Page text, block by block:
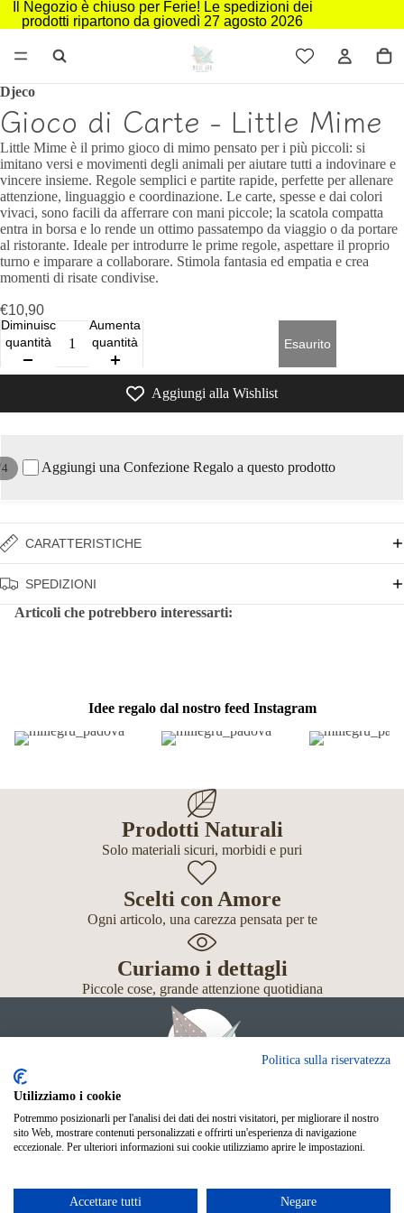
Il Negozio è chiuso per Ferie! Le spedizioni dei
prodotti ripartono da giovedì 27 agosto 2026
4
Djeco
Gioco di Carte - Little Mime
Little Mime è il primo gioco di mimo pensato per i più piccoli: si
imitano versi e movimenti degli animali per aiutare tutti a indovinare e
vincere insieme. Regole semplici e partite rapide, perfette per allenare
attenzione, linguaggio e coordinazione. Le carte, spesse e dai colori
vivaci, sono facili da afferrare con mani piccole; la scatola compatta
entra in borsa e lo rende un ottimo passatempo da viaggio o da portare
al ristorante. Ideale per introdurre le prime regole, aspettare il proprio
turno e imparare a collaborare. Stimola fantasia ed empatia e crea
momenti di risate condivise.
€10,90
Diminuisci
quantità
Aumenta
quantità
Esaurito
Aggiungi alla Wishlist
Aggiungi una Confezione Regalo a questo prodotto
CARATTERISTICHE
SPEDIZIONI
Articoli che potrebbero interessarti:
Idee regalo dal nostro feed Instagram
Prodotti Naturali
Solo materiali sicuri, morbidi e puri
Scelti con Amore
Ogni articolo, una carezza pensata per te
Curiamo i dettagli
Piccole cose, grande attenzione quotidiana
Giochi
Neonato
Shop Online
© Mille Gru di Sofia Calore. P.IVA 05033240283
Politica sulla riservatezza
Utilizziamo i cookie
Potremmo posizionarli per l'analisi dei dati dei nostri visitatori, per migliorare il nostro
sito Web, mostrare contenuti personalizzati e offrirti un'esperienza di navigazione
eccezionale. Per ulteriori informazioni sui cookie utilizziamo aprire le impostazioni.
Accettare tutti Negare